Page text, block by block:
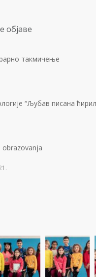
објаве
такмичење
“Љубав писана
obrazovanja
понос Града Добоја